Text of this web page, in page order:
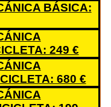
BÁSICA:
249 €
680 €